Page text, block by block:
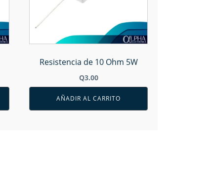
Resistencia de 10 Ohm 5W
Q3.00
AÑADIR AL CARRITO